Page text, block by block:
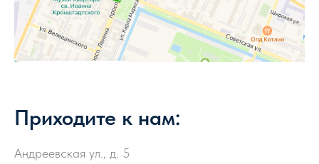
Приходите к нам:
Андреевская ул., д. 5